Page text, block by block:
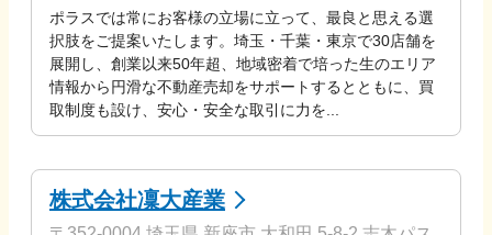
ポラスでは常にお客様の立場に立って、最良と思える選
択肢をご提案いたします。埼玉・千葉・東京で30店舗を
展開し、創業以来50年超、地域密着で培った生のエリア
情報から円滑な不動産売却をサポートするとともに、買
取制度も設け、安心・安全な取引に力を...
株式会社凜大産業